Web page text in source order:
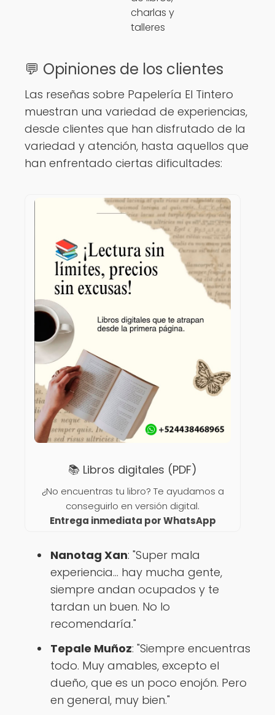
charlas y
talleres
💬 Opiniones de los clientes
Las reseñas sobre Papelería El Tintero
muestran una variedad de experiencias,
desde clientes que han disfrutado de la
variedad y atención, hasta aquellos que
han enfrentado ciertas dificultades:
📚 Libros digitales (PDF)
¿No encuentras tu libro? Te ayudamos a
conseguirlo en versión digital.
Entrega inmediata por WhatsApp
Nanotag Xan: "Super mala
experiencia... hay mucha gente,
siempre andan ocupados y te
tardan un buen. No lo
recomendaría."
Tepale Muñoz: "Siempre encuentras
todo. Muy amables, excepto el
dueño, que es un poco enojón. Pero
en general, muy bien."